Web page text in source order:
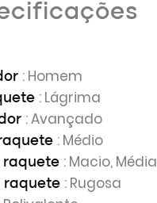
: Homem
: Lágrima
: Avançado
: Médio
raquete : Macio, Média
raquete : Rugosa